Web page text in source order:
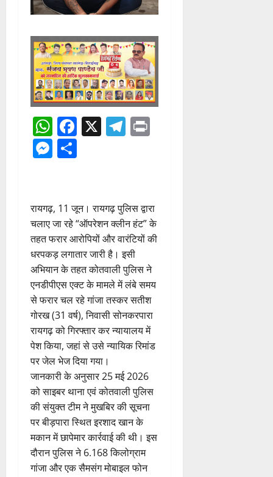
WhatsApp
Facebook
X Telegram
Messenger
रायगढ़, 11 जून। रायगढ़ पुलिस द्वारा
चलाए जा रहे “ऑपरेशन क्लीन हंट” के
तहत फरार आरोपियों और वारंटियों की
धरपकड़ लगातार जारी है। इसी
अभियान के तहत कोतवाली पुलिस ने
एनडीपीएस एक्ट के मामले में लंबे समय
से फरार चल रहे गांजा तस्कर सतीश
गोरख (31 वर्ष), निवासी सोनकरपारा
रायगढ़ को गिरफ्तार कर न्यायालय में
पेश किया, जहां से उसे न्यायिक रिमांड
पर जेल भेज दिया गया।
जानकारी के अनुसार 25 मई 2026
को साइबर थाना एवं कोतवाली पुलिस
की संयुक्त टीम ने मुखबिर की सूचना
पर बीड़पारा स्थित इरशाद खान के
मकान में छापेमार कार्रवाई की थी। इस
दौरान पुलिस ने 6.168 किलोग्राम
गांजा और एक सैमसंग मोबाइल फोन